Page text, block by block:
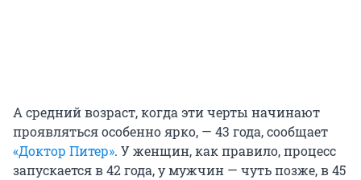
А средний возраст, когда эти черты начинают
проявляться особенно ярко, — 43 года, сообщает
«Доктор Питер». У женщин, как правило, процесс
запускается в 42 года, у мужчин — чуть позже, в 45